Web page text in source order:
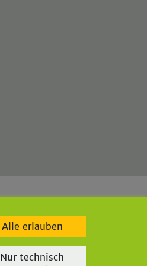
Alle erlauben
Nur technisch